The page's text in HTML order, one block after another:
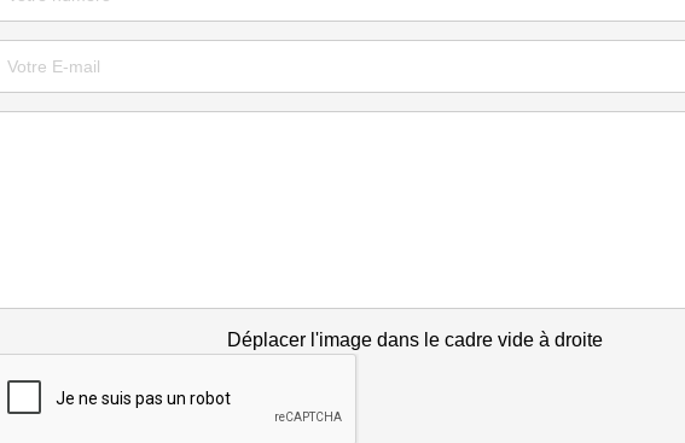
Déplacer l'image dans le cadre vide à droite